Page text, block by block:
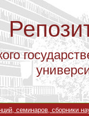
А.П.
семинаров, сборники